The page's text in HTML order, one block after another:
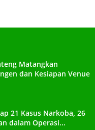
Matangkan
dan Kesiapan Venue
21 Kasus Narkoba, 26
dalam Operasi...